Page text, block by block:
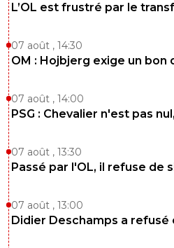
L’OL est frustré par le
07 août , 14:30
OM : Hojbjerg exige un bon
07 août , 14:00
PSG : Chevalier n'est pas
07 août , 13:30
Passé par l'OL, il refuse de
07 août , 13:00
Didier Deschamps a